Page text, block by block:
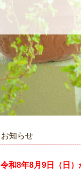
お知らせ
令和8年8月9日 （日